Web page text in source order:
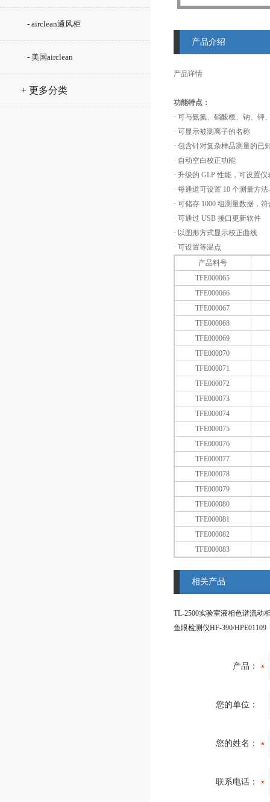
- airclean通风柜
- 美国airclean
+ 更多分类
产品介绍
产品详情
功能特点：
· 可与氨氮、硝酸根、钠、钾
· 可显示被测离子的名称
· 包含针对复杂样品测量的已
· 自动空白校正功能
· 升级的 GLP 性能，可设置
· 每通道可设置 10 个测量方
· 可储存 1000 组测量数据，
· 可通过 USB 接口更新软件
· 以图形方式显示校正曲线
· 可设置等温点
产品料号
TFE000065
TFE000066
TFE000067
TFE000068
TFE000069
TFE000070
TFE000071
TFE000072
TFE000073
TFE000074
TFE000075
TFE000076
TFE000077
TFE000078
TFE000079
TFE000080
TFE000081
TFE000082
TFE000083
相关产品
TL-2500实验室液相色谱流动
鱼眼检测仪HF-390/HPE01109
产品：
您的单位：
您的姓名：
联系电话：